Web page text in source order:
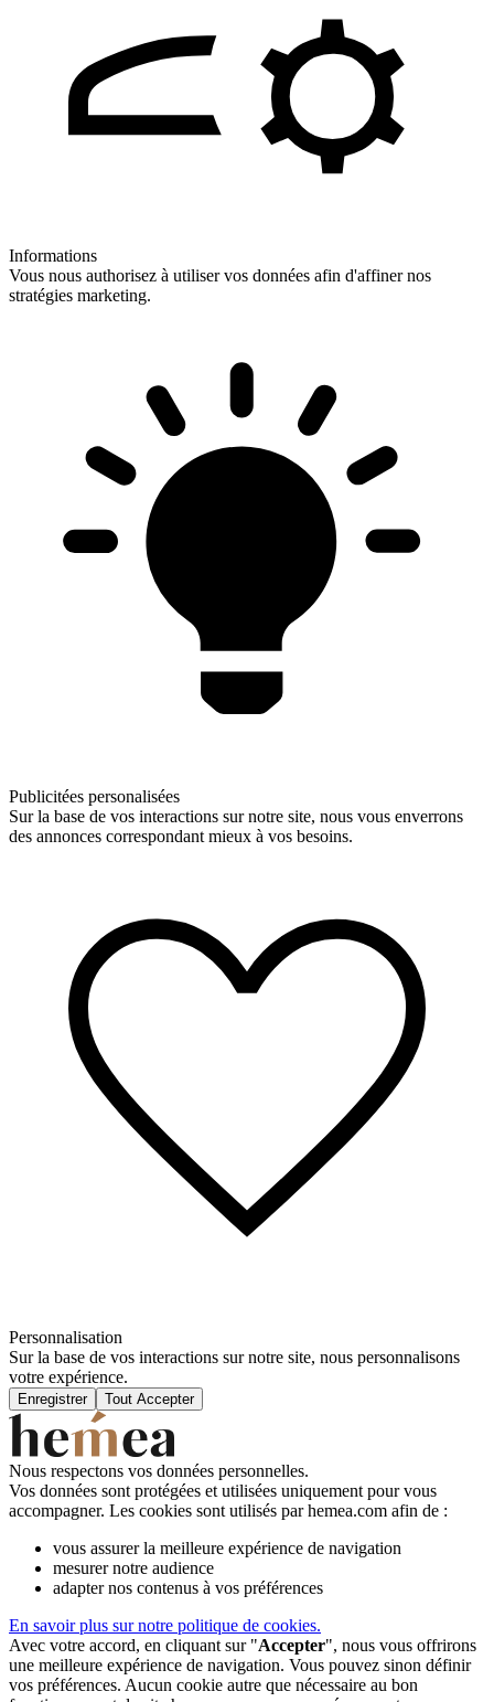
Informations
Vous nous authorisez à utiliser vos données afin d'affiner nos
stratégies marketing.
Publicitées personalisées
Sur la base de vos interactions sur notre site, nous vous enverrons
des annonces correspondant mieux à vos besoins.
Personnalisation
Sur la base de vos interactions sur notre site, nous personnalisons
votre expérience.
Enregistrer Tout Accepter
Nous respectons vos données personnelles.
Vos données sont protégées et utilisées uniquement pour vous
accompagner. Les cookies sont utilisés par hemea.com afin de :
vous assurer la meilleure expérience de navigation
mesurer notre audience
adapter nos contenus à vos préférences
En savoir plus sur notre politique de cookies.
Avec votre accord, en cliquant sur "Accepter", nous vous offrirons
une meilleure expérience de navigation. Vous pouvez sinon définir
vos préférences. Aucun cookie autre que nécessaire au bon